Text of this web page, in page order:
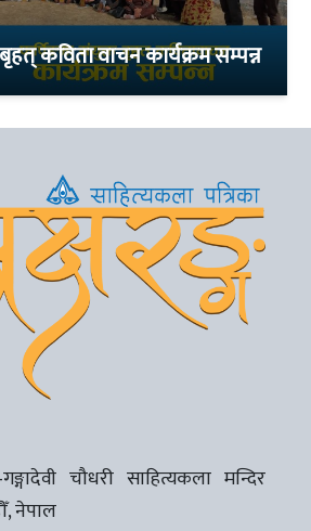
कविता वाचन कार्यक्रम सम्पन्न
चौधरी साहित्यकला मन्दिर
नेपाल